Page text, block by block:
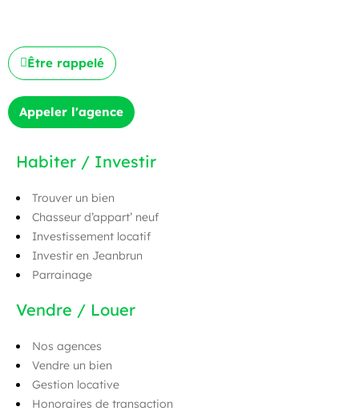
Être rappelé
Appeler l'agence
Habiter / Investir
Trouver un bien
Chasseur d’appart’ neuf
Investissement locatif
Investir en Jeanbrun
Parrainage
Vendre / Louer
Nos agences
Vendre un bien
Gestion locative
Honoraires de transaction